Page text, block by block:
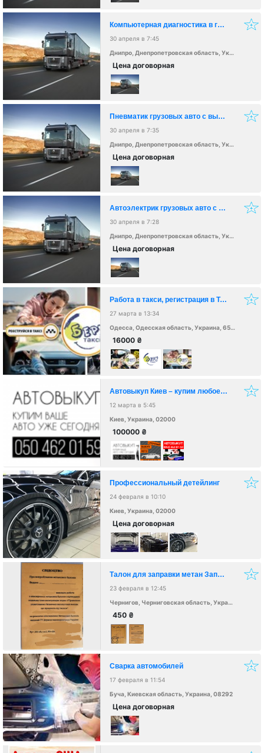
Компьютерная диагностика в грузовых авто
30 апреля в 7:45
Днипро, Днепропетровская область, Украина, 49000
Цена договорная
Пневматик грузовых авто с выездом Днепр
30 апреля в 7:35
Днипро, Днепропетровская область, Украина, 49000
Цена договорная
Автоэлектрик грузовых авто с выездом Днепр
30 апреля в 7:28
Днипро, Днепропетровская область, Украина, 49000
Цена договорная
Работа в такси, регистрация в ТАКСИ
27 марта в 13:34
Одесса, Одесская область, Украина, 65000
16000 ₴
Автовыкуп Киев – купим любое авто
12 марта в 5:45
Киев, Украина, 02000
100000 ₴
Профессиональный детейлинг
24 февраля в 10:10
Киев, Украина, 02000
Цена договорная
Талон для заправки метан Заправиться метаном на любой заправке Украины
23 февраля в 12:45
Чернигов, Черниговская область, Украина, 14000
450 ₴
Сварка автомобилей
17 февраля в 11:54
Буча, Киевская область, Украина, 08292
Цена договорная